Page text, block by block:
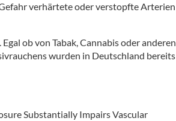
verhärtete oder verstopfte Arterien
ob von Tabak, Cannabis oder anderen
wurden in Deutschland bereits
Substantially Impairs Vascular